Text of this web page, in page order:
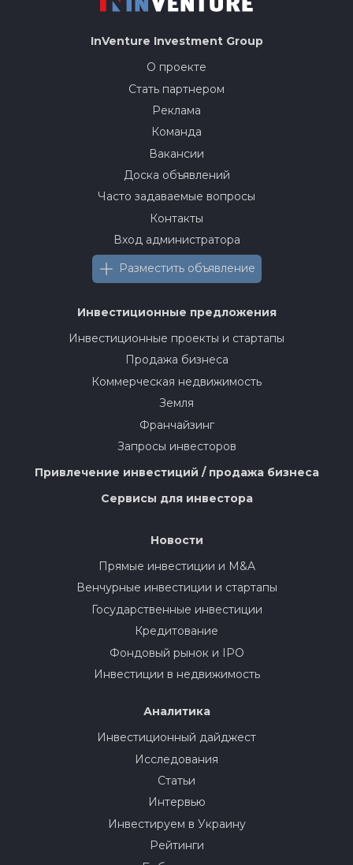
InVenture Investment Group
О проекте
Стать партнером
Реклама
Команда
Вакансии
Доска объявлений
Часто задаваемые вопросы
Контакты
Вход администратора
Разместить объявление
Инвестиционные предложения
Инвестиционные проекты и стартапы
Продажа бизнеса
Коммерческая недвижимость
Земля
Франчайзинг
Запросы инвесторов
Привлечение инвестиций / продажа бизнеса
Сервисы для инвестора
Новости
Прямые инвестиции и M&A
Венчурные инвестиции и стартапы
Государственные инвестиции
Кредитование
Фондовый рынок и IPO
Инвестиции в недвижимость
Аналитика
Инвестиционный дайджест
Исследования
Статьи
Интервью
Инвестируем в Украину
Рейтинги